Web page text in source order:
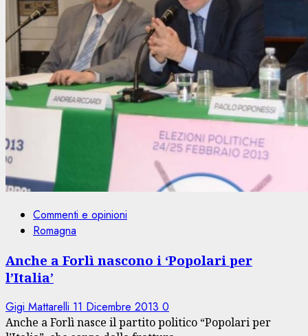
Commenti e opinioni
Romagna
Anche a Forlì nascono i ‘Popolari per
l’Italia’
Gigi Mattarelli 11 Dicembre 2013 0
Anche a Forlì nasce il partito politico “Popolari per